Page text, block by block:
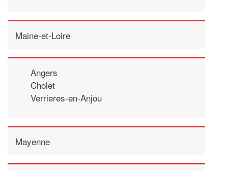
Maine-et-Loire
Angers
Cholet
Verrieres-en-Anjou
Mayenne